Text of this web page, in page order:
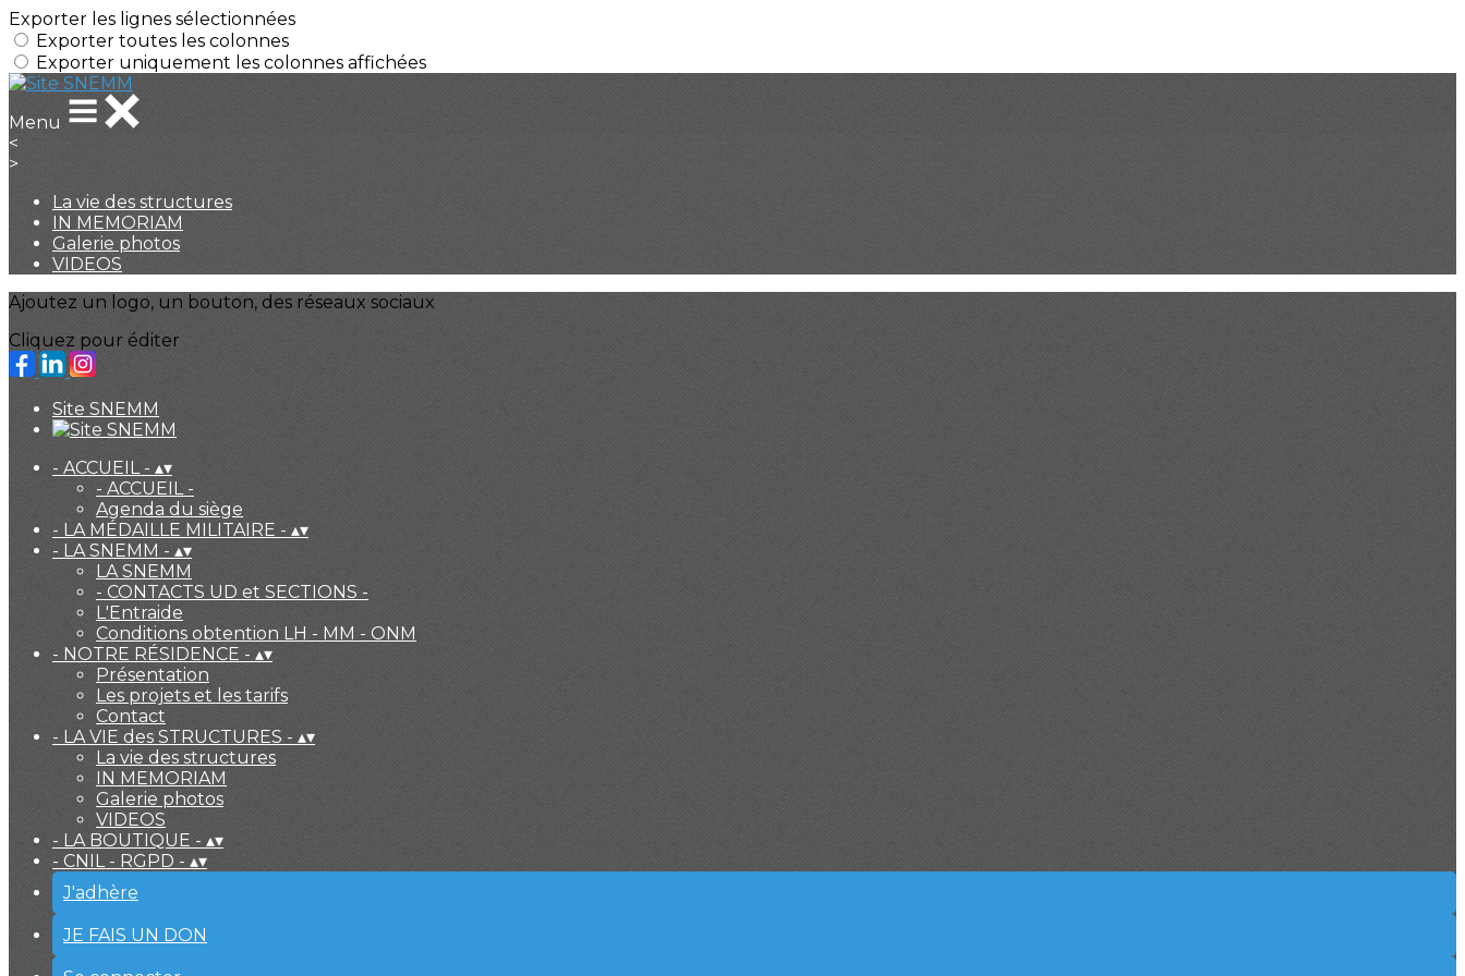
Exporter les lignes sélectionnées
Exporter toutes les colonnes
Exporter uniquement les colonnes affichées
Menu
<
>
La vie des structures
IN MEMORIAM
Galerie photos
VIDEOS
Ajoutez un logo, un bouton, des réseaux sociaux
Cliquez pour éditer
Site SNEMM
- ACCUEIL - ▴▾
- ACCUEIL -
Agenda du siège
- LA MÉDAILLE MILITAIRE - ▴▾
- LA SNEMM - ▴▾
LA SNEMM
- CONTACTS UD et SECTIONS -
L'Entraide
Conditions obtention LH - MM - ONM
- NOTRE RÉSIDENCE - ▴▾
Présentation
Les projets et les tarifs
Contact
- LA VIE des STRUCTURES - ▴▾
La vie des structures
IN MEMORIAM
Galerie photos
VIDEOS
- LA BOUTIQUE - ▴▾
- CNIL - RGPD - ▴▾
J'adhère
JE FAIS UN DON